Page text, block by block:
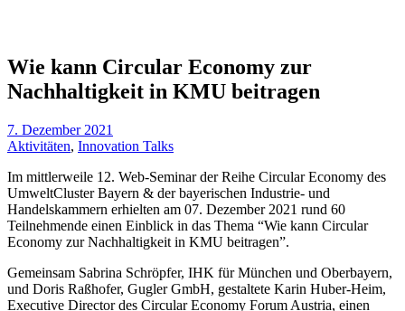
Wie kann Circular Economy zur
Nachhaltigkeit in KMU beitragen
7. Dezember 2021
Aktivitäten, Innovation Talks
Im mittlerweile 12. Web-Seminar der Reihe Circular Economy des
UmweltCluster Bayern & der bayerischen Industrie- und
Handelskammern erhielten am 07. Dezember 2021 rund 60
Teilnehmende einen Einblick in das Thema “Wie kann Circular
Economy zur Nachhaltigkeit in KMU beitragen”.
Gemeinsam Sabrina Schröpfer, IHK für München und Oberbayern,
und Doris Raßhofer, Gugler GmbH, gestaltete Karin Huber-Heim,
Executive Director des Circular Economy Forum Austria, einen